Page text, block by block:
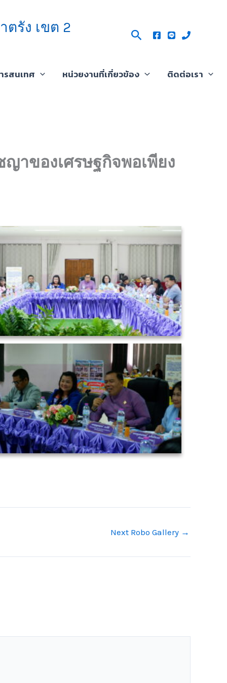
รัง เขต 2 Search
สนเทศ หน่วยงานที่เกี่ยวข้อง ติดต่อเรา
าของเศรษฐกิจพอเพียง
Next Robo Gallery →